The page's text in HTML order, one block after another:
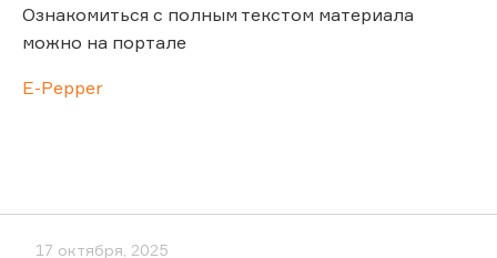
Ознакомиться с полным текстом материала
можно на портале
E-Pepper
17 октября, 2025